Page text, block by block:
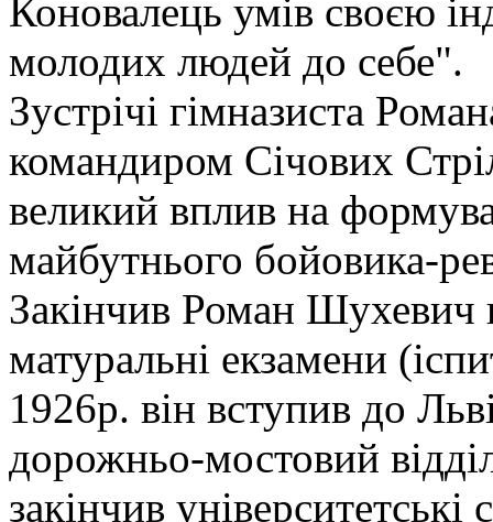
Коновалець умів своєю
молодих людей до себе".
Зустрічі гімназиста
командиром Січових
великий вплив на
майбутнього бойовика-
Закінчив Роман Шухевич
матуральні екзамени
1926р. він вступив до
дорожньо-мостовий
закінчив університетські